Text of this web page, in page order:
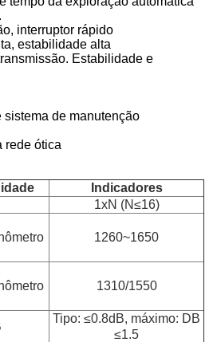
interruptor rápido
estabilidade alta
Estabilidade e
sistema de manutenção
rede ótica
Indicadores
1xN (N≤16)
1260~1650
1310/1550
Tipo: ≤0.8dB, máximo: DB
≤1.5